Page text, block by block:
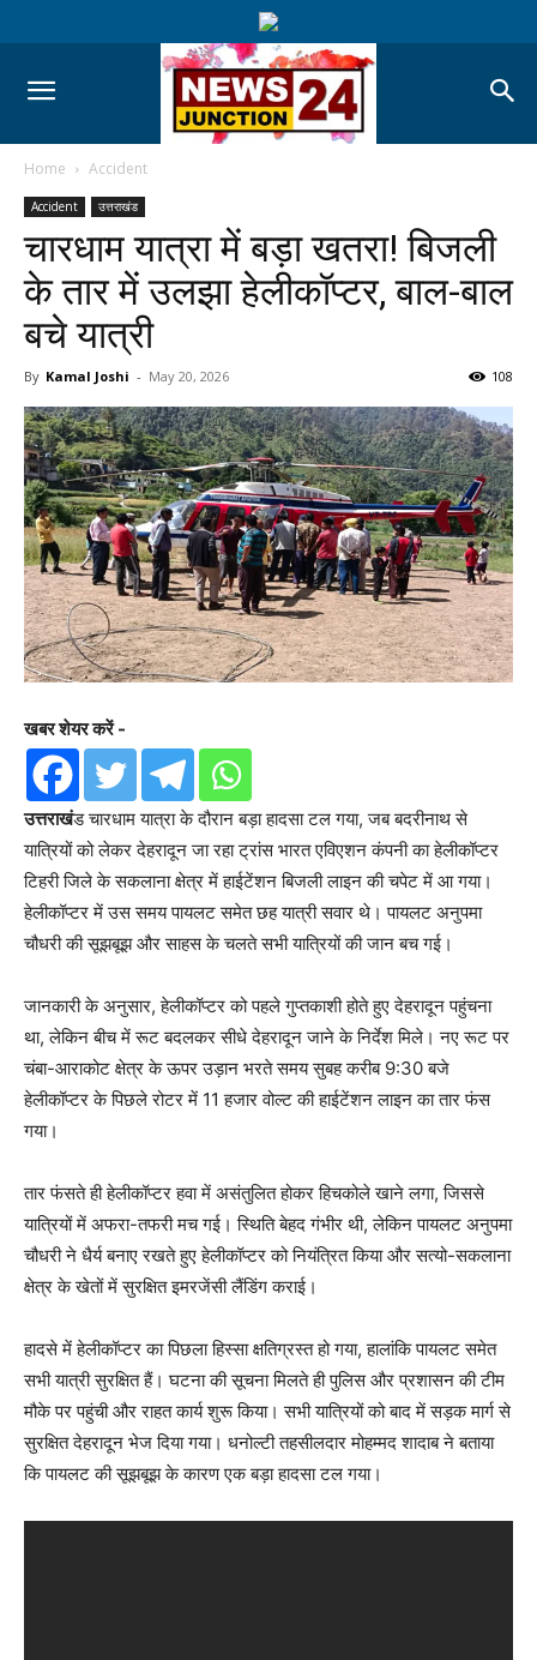
Home Accident
Accident उत्तराखंड
चारधाम यात्रा में बड़ा खतरा! बिजली
के तार में उलझा हेलीकॉप्टर, बाल-बाल
बचे यात्री
By Kamal Joshi - May 20, 2026 108
खबर शेयर करें -
उत्तराखंड चारधाम यात्रा के दौरान बड़ा हादसा टल गया, जब बदरीनाथ से
यात्रियों को लेकर देहरादून जा रहा ट्रांस भारत एविएशन कंपनी का हेलीकॉप्टर
टिहरी जिले के सकलाना क्षेत्र में हाईटेंशन बिजली लाइन की चपेट में आ गया।
हेलीकॉप्टर में उस समय पायलट समेत छह यात्री सवार थे। पायलट अनुपमा
चौधरी की सूझबूझ और साहस के चलते सभी यात्रियों की जान बच गई।
जानकारी के अनुसार, हेलीकॉप्टर को पहले गुप्तकाशी होते हुए देहरादून पहुंचना
था, लेकिन बीच में रूट बदलकर सीधे देहरादून जाने के निर्देश मिले। नए रूट पर
चंबा-आराकोट क्षेत्र के ऊपर उड़ान भरते समय सुबह करीब 9:30 बजे
हेलीकॉप्टर के पिछले रोटर में 11 हजार वोल्ट की हाईटेंशन लाइन का तार फंस
गया।
तार फंसते ही हेलीकॉप्टर हवा में असंतुलित होकर हिचकोले खाने लगा, जिससे
यात्रियों में अफरा-तफरी मच गई। स्थिति बेहद गंभीर थी, लेकिन पायलट अनुपमा
चौधरी ने धैर्य बनाए रखते हुए हेलीकॉप्टर को नियंत्रित किया और सत्यो-सकलाना
क्षेत्र के खेतों में सुरक्षित इमरजेंसी लैंडिंग कराई।
हादसे में हेलीकॉप्टर का पिछला हिस्सा क्षतिग्रस्त हो गया, हालांकि पायलट समेत
सभी यात्री सुरक्षित हैं। घटना की सूचना मिलते ही पुलिस और प्रशासन की टीम
मौके पर पहुंची और राहत कार्य शुरू किया। सभी यात्रियों को बाद में सड़क मार्ग से
सुरक्षित देहरादून भेज दिया गया। धनोल्टी तहसीलदार मोहम्मद शादाब ने बताया
कि पायलट की सूझबूझ के कारण एक बड़ा हादसा टल गया।